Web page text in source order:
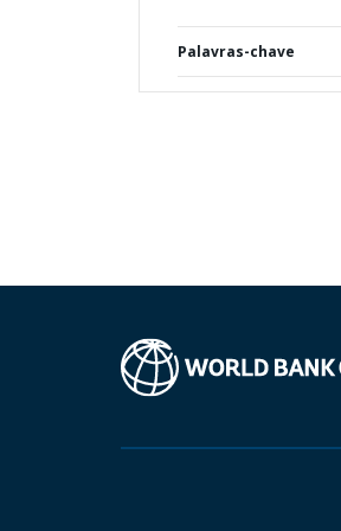
Palavras-chave